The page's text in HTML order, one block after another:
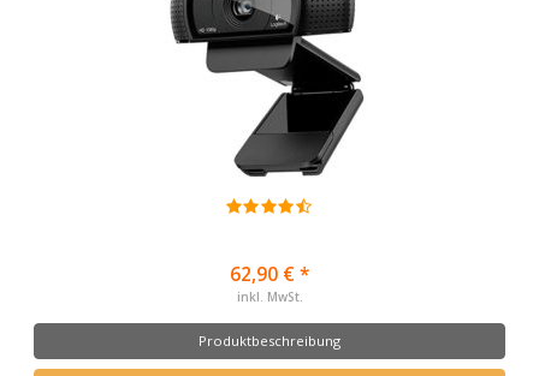
62,90 € *
inkl. MwSt.
Produktbeschreibung